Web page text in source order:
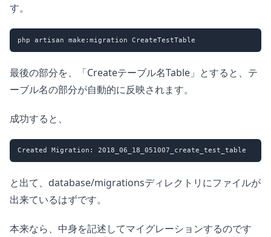
す。
最後の部分を、「Createテーブル名Table」とすると、テ
ーブル名の部分が自動的に反映されます。
成功すると、
と出て、database/migrationsディレクトリにファイルが
出来ているはずです。
本来なら、中身を記述してマイグレーションするのです